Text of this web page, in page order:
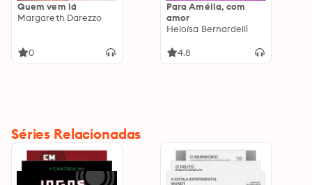
Quem vem lá
Margareth Darezzo
0
Para Amélia, com
amor
Heloísa Bernardelli
4.8
Séries Relacionadas